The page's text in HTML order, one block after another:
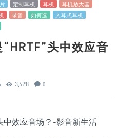
定制耳机 耳机
耳机放大器
录音 如何选
入耳式耳机
头中效应音
3,628 0